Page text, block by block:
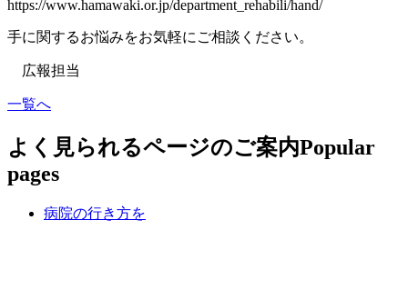
https://www.hamawaki.or.jp/department_rehabili/hand/
手に関するお悩みをお気軽にご相談ください。
広報担当
一覧へ
よく見られるページのご案内Popular
pages
病院の行き方を